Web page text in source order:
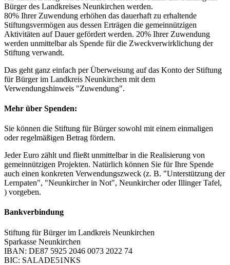
Bürger des Landkreises Neunkirchen werden.
80% Ihrer Zuwendung erhöhen das dauerhaft zu erhaltende
Stiftungsvermögen aus dessen Erträgen die gemeinnützigen
Aktivitäten auf Dauer gefördert werden. 20% Ihrer Zuwendung
werden unmittelbar als Spende für die Zweckverwirklichung der
Stiftung verwandt.
Das geht ganz einfach per Überweisung auf das Konto der Stiftung
für Bürger im Landkreis Neunkirchen mit dem
Verwendungshinweis "Zuwendung".
Mehr über Spenden:
Sie können die Stiftung für Bürger sowohl mit einem einmaligen
oder regelmäßigen Betrag fördern.
Jeder Euro zählt und fließt unmittelbar in die Realisierung von
gemeinnützigen Projekten. Natürlich können Sie für Ihre Spende
auch einen konkreten Verwendungszweck (z. B. "Unterstützung der
Lernpaten", "Neunkircher in Not", Neunkircher oder Illinger Tafel,
) vorgeben.
Bankverbindung
Stiftung für Bürger im Landkreis Neunkirchen
Sparkasse Neunkirchen
IBAN: DE87 5925 2046 0073 2022 74
BIC: SALADE51NKS